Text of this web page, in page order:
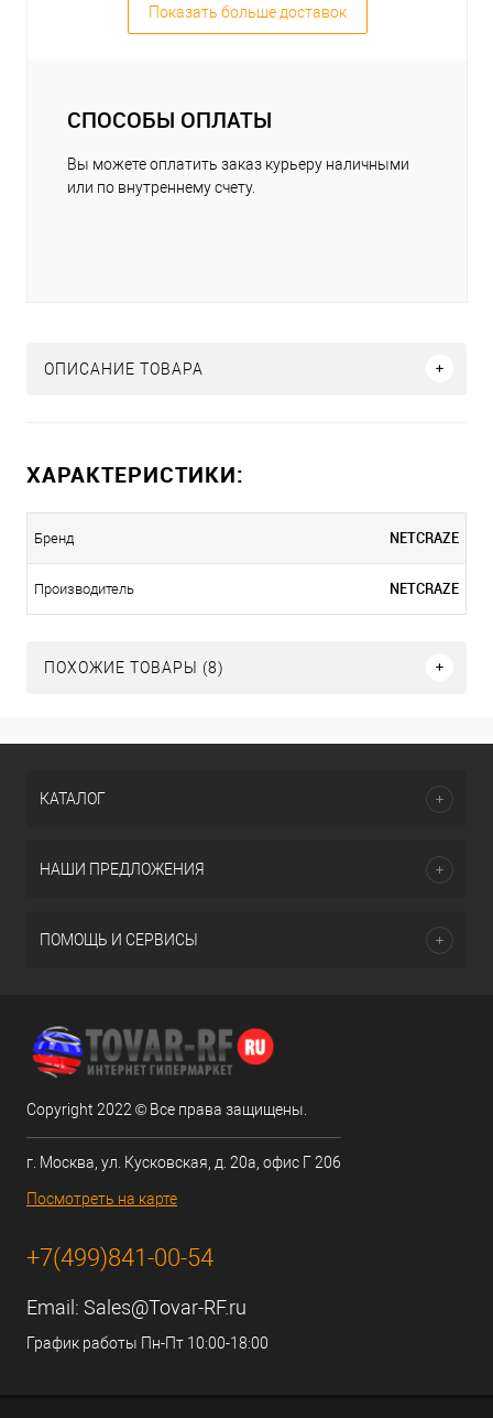
Показать больше доставок
СПОСОБЫ ОПЛАТЫ
Вы можете оплатить заказ курьеру наличными
или по внутреннему счету.
ОПИСАНИЕ ТОВАРА
ХАРАКТЕРИСТИКИ:
Бренд NETCRAZE
Производитель NETCRAZE
ПОХОЖИЕ ТОВАРЫ (8)
КАТАЛОГ
НАШИ ПРЕДЛОЖЕНИЯ
ПОМОЩЬ И СЕРВИСЫ
Copyright 2022 © Все права защищены.
г. Москва, ул. Кусковская, д. 20а, офис Г 206
Посмотреть на карте
+7(499)841-00-54
Email: Sales@Tovar-RF.ru
График работы Пн-Пт 10:00-18:00